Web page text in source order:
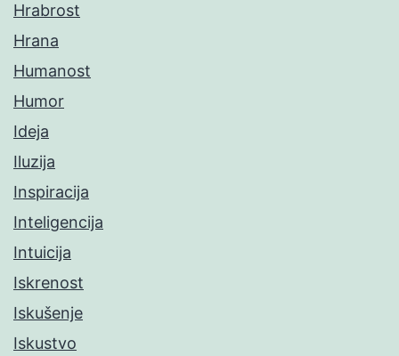
Hrabrost
Hrana
Humanost
Humor
Ideja
Iluzija
Inspiracija
Inteligencija
Intuicija
Iskrenost
Iskušenje
Iskustvo